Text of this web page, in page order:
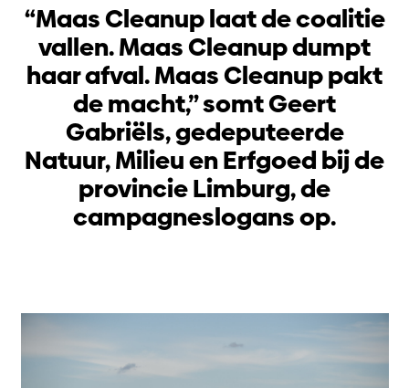
“Maas Cleanup laat de coalitie
vallen. Maas Cleanup dumpt
haar afval. Maas Cleanup pakt
de macht,” somt Geert
Gabriëls, gedeputeerde
Natuur, Milieu en Erfgoed bij de
provincie Limburg, de
campagneslogans op.